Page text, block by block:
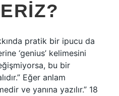
pratik bir ipucu da
‘genius’ kelimesini
bu bir
Eğer anlam
ve yanına yazılır.” 18